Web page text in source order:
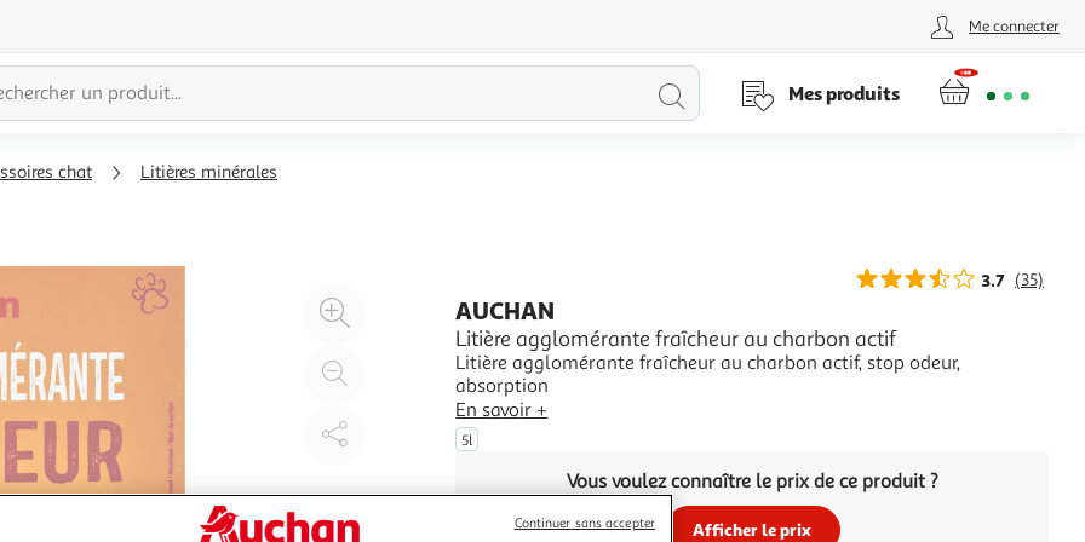
Me connecter
Lancer
Mes produits
chat Litières minérales
Agrandir
l'illustration
l'illustration
%
Partager
produit
3.7 (35)
AUCHAN
Litière agglomérante fraîcheur au charbon actif
Litière agglomérante fraîcheur au charbon actif, stop odeur,
absorption
En savoir +
5l
Vous voulez connaître le prix de ce produit ?
Afficher le prix
Continuer sans accepter